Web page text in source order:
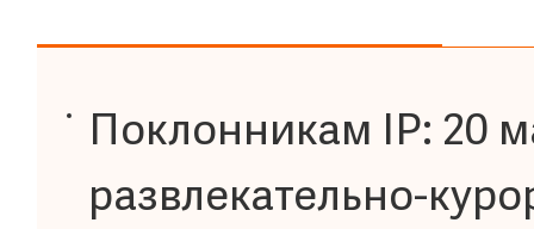
Поклонникам IP: 20
развлекательно-